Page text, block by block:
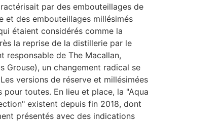
par des embouteillages de
et des embouteillages millésimés
étaient considérés comme la
la reprise de la distillerie par le
responsable de The Macallan,
Grouse), un changement radical se
versions de réserve et millésimées
toutes. En lieu et place, la "Aqua
existent depuis fin 2018, dont
présentés avec des indications